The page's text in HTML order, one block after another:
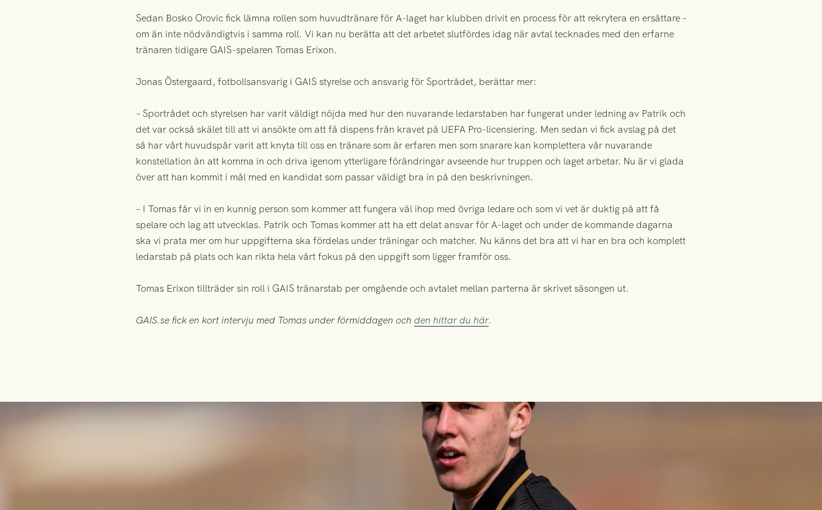
Sedan Bosko Orovic fick lämna rollen som huvudtränare för A-laget har klubben drivit en process för att rekrytera en ersättare –
om än inte nödvändigtvis i samma roll. Vi kan nu berätta att det arbetet slutfördes idag när avtal tecknades med den erfarne
tränaren tidigare GAIS-spelaren Tomas Erixon.
Jonas Östergaard, fotbollsansvarig i GAIS styrelse och ansvarig för Sportrådet, berättar mer:
– Sportrådet och styrelsen har varit väldigt nöjda med hur den nuvarande ledarstaben har fungerat under ledning av Patrik och
det var också skälet till att vi ansökte om att få dispens från kravet på UEFA Pro-licensiering. Men sedan vi fick avslag på det
så har vårt huvudspår varit att knyta till oss en tränare som är erfaren men som snarare kan komplettera vår nuvarande
konstellation än att komma in och driva igenom ytterligare förändringar avseende hur truppen och laget arbetar. Nu är vi glada
över att han kommit i mål med en kandidat som passar väldigt bra in på den beskrivningen.
– I Tomas får vi in en kunnig person som kommer att fungera väl ihop med övriga ledare och som vi vet är duktig på att få
spelare och lag att utvecklas. Patrik och Tomas kommer att ha ett delat ansvar för A-laget och under de kommande dagarna
ska vi prata mer om hur uppgifterna ska fördelas under träningar och matcher. Nu känns det bra att vi har en bra och komplett
ledarstab på plats och kan rikta hela vårt fokus på den uppgift som ligger framför oss.
Tomas Erixon tillträder sin roll i GAIS tränarstab per omgående och avtalet mellan parterna är skrivet säsongen ut.
GAIS.se fick en kort intervju med Tomas under förmiddagen och den hittar du här.